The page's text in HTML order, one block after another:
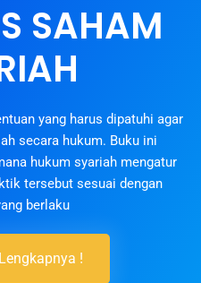
SAHAM
yang harus dipatuhi agar
secara hukum. Buku ini
hukum syariah mengatur
tersebut sesuai dengan
berlaku
!